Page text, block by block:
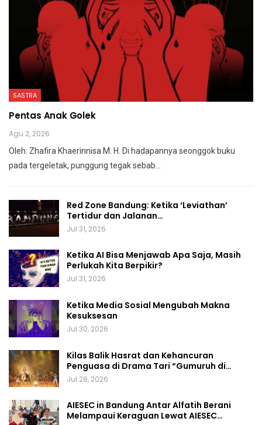
SASTRA
Pentas Anak Golek
Agu 2, 2026
Oleh: Zhafira Khaerinnisa M. H.
Di hadapannya seonggok buku
pada tergeletak, punggung tegaksebab
Red Zone Bandung: Ketika ‘Leviathan’
Tertidur dan Jalanan…
Jul 31, 2026
Ketika AI Bisa Menjawab Apa Saja, Masih
Perlukah Kita Berpikir?
Jul 31, 2026
Ketika Media Sosial Mengubah Makna
Kesuksesan
Jul 30, 2026
Kilas Balik Hasrat dan Kehancuran
Penguasa di Drama Tari “Gumuruh di…
Jul 28, 2026
AIESEC in Bandung Antar Alfatih Berani
Melampaui Keraguan Lewat AIESEC…